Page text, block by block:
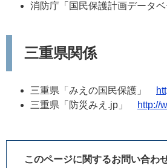
消防庁「国民保護計画データ
三重県関係
三重県「みえの国民保護」
三重県「防災みえ.jp」
http://
このページに関するお問い合わ